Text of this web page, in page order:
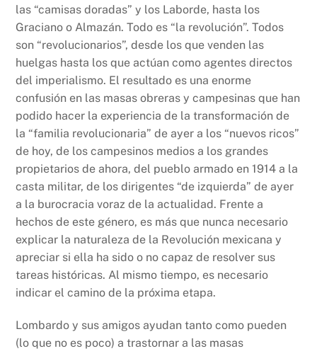
las “camisas doradas” y los Laborde, hasta los
Graciano o Almazán. Todo es “la revolución”. Todos
son “revolucionarios”, desde los que venden las
huelgas hasta los que actúan como agentes directos
del imperialismo. El resultado es una enorme
confusión en las masas obreras y campesinas que han
podido hacer la experiencia de la transformación de
la “familia revolucionaria” de ayer a los “nuevos ricos”
de hoy, de los campesinos medios a los grandes
propietarios de ahora, del pueblo armado en 1914 a la
casta militar, de los dirigentes “de izquierda” de ayer
a la burocracia voraz de la actualidad. Frente a
hechos de este género, es más que nunca necesario
explicar la naturaleza de la Revolución mexicana y
apreciar si ella ha sido o no capaz de resolver sus
tareas históricas. Al mismo tiempo, es necesario
indicar el camino de la próxima etapa.
Lombardo y sus amigos ayudan tanto como pueden
(lo que no es poco) a trastornar a las masas